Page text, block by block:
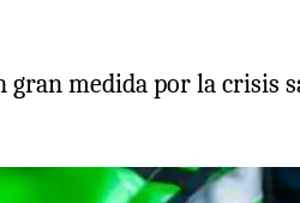
medida por la